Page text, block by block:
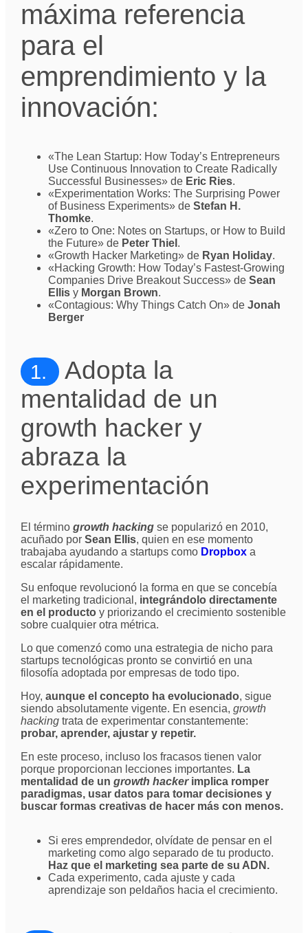
máxima referencia
para el
emprendimiento y la
innovación:
«The Lean Startup: How Today’s Entrepreneurs
Use Continuous Innovation to Create Radically
Successful Businesses» de Eric Ries.
«Experimentation Works: The Surprising Power
of Business Experiments» de Stefan H.
Thomke.
«Zero to One: Notes on Startups, or How to Build
the Future» de Peter Thiel .
«Growth Hacker Marketing» de Ryan Holiday.
«Hacking Growth: How Today’s Fastest-Growing
Companies Drive Breakout Success» de Sean
Ellisy Morgan Brown.
«Contagious: Why Things Catch On» de Jonah
Berger
1. Adopta la
mentalidad de un
growth hacker y
abraza la
experimentación
El término growth hackingse popularizó en 2010,
acuñado por Sean Ellis, quien en ese momento
trabajaba ayudando a startups como Dropboxa
escalar rápidamente.
Su enfoque revolucionó la forma en que se concebía
el marketing tradicional, integrándolo directamente
en el productoy priorizando el crecimiento sostenible
sobre cualquier otra métrica.
Lo que comenzó como una estrategia de nicho para
startups tecnológicas pronto se convirtió en una
filosofía adoptada por empresas de todo tipo.
Hoy, aunque el concepto ha evolucionado, sigue
siendo absolutamente vigente. En esencia, growth
hackingtrata de experimentar constantemente:
probar, aprender, ajustar y repetir.
En este proceso, incluso los fracasos tienen valor
porque proporcionan lecciones importantes. La
mentalidad de un growth hackerimplica romper
paradigmas, usar datos para tomar decisiones y
buscar formas creativas de hacer más con menos.
Si eres emprendedor, olvídate de pensar en el
marketing como algo separado de tu producto.
Haz que el marketing sea parte de su ADN.
Cada experimento, cada ajuste y cada
aprendizaje son peldaños hacia el crecimiento.